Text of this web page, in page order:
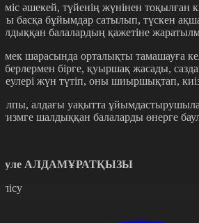
әшекей, түйенің жүнінен тоқылған
басқа бұйымдар сатылып, түскен
балалардың қажетіне
шарасында орталықты тамашауға
бірге, қуыршақ жасады,
жүн түтіп, оны шиыршықтап,
алдағы уақытта
шалдыққан балаларды өнерге
АЛДАМҰРАТҚЫЗЫ